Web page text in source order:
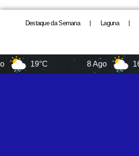
Destaque da Semana Laguna
19°C 8 Ago 16°C